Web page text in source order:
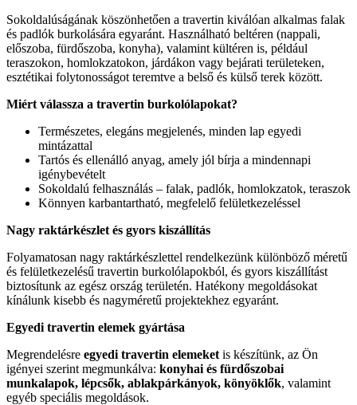
Sokoldalúságának köszönhetően a travertin kiválóan alkalmas falak
és padlók burkolására egyaránt. Használható beltéren (nappali,
előszoba, fürdőszoba, konyha), valamint kültéren is, például
teraszokon, homlokzatokon, járdákon vagy bejárati területeken,
esztétikai folytonosságot teremtve a belső és külső terek között.
Miért válassza a travertin burkolólapokat?
Természetes, elegáns megjelenés, minden lap egyedi
mintázattal
Tartós és ellenálló anyag, amely jól bírja a mindennapi
igénybevételt
Sokoldalú felhasználás – falak, padlók, homlokzatok, teraszok
Könnyen karbantartható, megfelelő felületkezeléssel
Nagy raktárkészlet és gyors kiszállítás
Folyamatosan nagy raktárkészlettel rendelkezünk különböző méretű
és felületkezelésű travertin burkolólapokból, és gyors kiszállítást
biztosítunk az egész ország területén. Hatékony megoldásokat
kínálunk kisebb és nagyméretű projektekhez egyaránt.
Egyedi travertin elemek gyártása
Megrendelésre egyedi travertin elemeket is készítünk, az Ön
igényei szerint megmunkálva: konyhai és fürdőszobai
munkalapok, lépcsők, ablakpárkányok, könyöklők, valamint
egyéb speciális megoldások.